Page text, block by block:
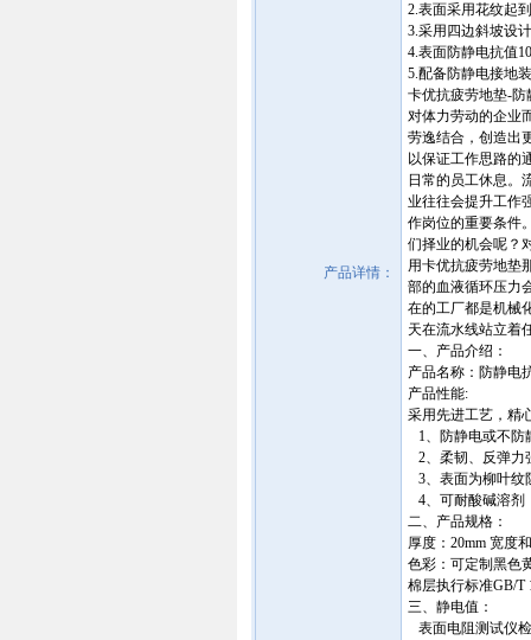
产品详情：
2.表面采用花纹起
3.采用四边斜坡设
4.表面防静电抗值
5.配备防静电接地
卡优抗疲劳地垫-防
对体力劳动的企业
劳逸结合，创造出
以保证工作思路的
日常的员工休息。
业往往会提升工作
作岗位的重要条件
们择业的机会呢？
用卡优抗疲劳地垫
部的血液循环压力
在的工厂都是机械
天在流水线站立着
一、产品介绍：
产品名称：防静电
产品性能:
采用先进工艺，精
1、防静电或不防
2、柔韧、反弹力
3、表面为柳叶纹
4、可耐酸碱溶剂
二、产品规格：
厚度：20mm 宽度
色彩：可定制黑色
棉层执行标准GB/T
三、静电值：
表面电阻测试仪